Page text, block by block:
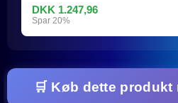
DKK 1.247,96
Spar 20%
🛒 Køb dette produkt